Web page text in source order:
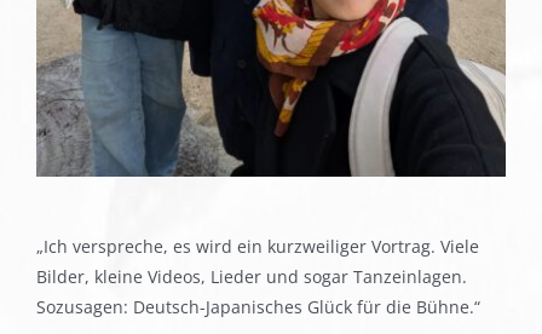
„Ich verspreche, es wird ein kurzweiliger Vortrag. Viele
Bilder, kleine Videos, Lieder und sogar Tanzeinlagen.
Sozusagen: Deutsch-Japanisches Glück für die Bühne.“